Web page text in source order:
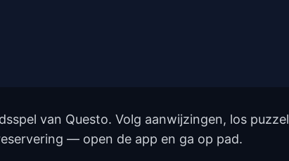
van Questo. Volg aanwijzingen, los
— open de app en ga op pad.